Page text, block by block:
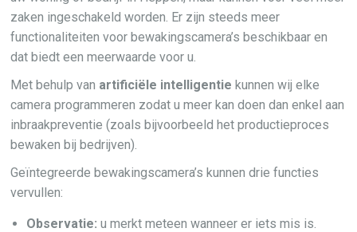
zaken ingeschakeld worden. Er zijn steeds meer
functionaliteiten voor bewakingscamera’s beschikbaar en
dat biedt een meerwaarde voor u.
Met behulp van artificiële intelligentie kunnen wij elke
camera programmeren zodat u meer kan doen dan enkel aan
inbraakpreventie (zoals bijvoorbeeld het productieproces
bewaken bij bedrijven).
Geïntegreerde bewakingscamera’s kunnen drie functies
vervullen:
Observatie: u merkt meteen wanneer er iets mis is.